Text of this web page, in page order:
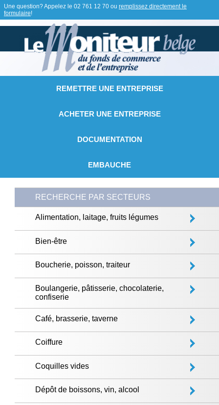
Une question? Appelez le 02 761 12 70 ou remplissez directement le
formulaire!
REMETTRE UNE ENTREPRISE
ACHETER UNE ENTREPRISE
DOCUMENTATION
EMBAUCHE
RECHERCHE PAR SECTEURS
Alimentation, laitage, fruits légumes
Bien-être
Boucherie, poisson, traiteur
Boulangerie, pâtisserie, chocolaterie,
confiserie
Café, brasserie, taverne
Coiffure
Coquilles vides
Dépôt de boissons, vin, alcool